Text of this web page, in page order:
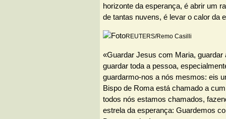
horizonte da esperança, é abrir um
de tantas nuvens, é levar o calor da
REUTERS/Remo Casilli
«Guardar Jesus com Maria, guardar
guardar toda a pessoa,
guardarmo-nos a nós mesmos: eis
Bispo de Roma está chamado a
todos nós estamos chamados,
estrela da esperança: Guardemos